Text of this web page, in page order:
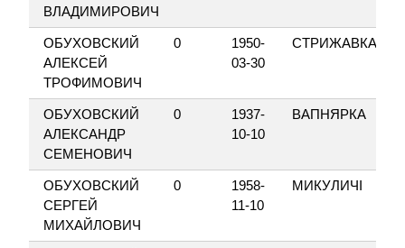
ВЛАДИМИРОВИЧ
ОБУХОВСКИЙ
АЛЕКСЕЙ
ТРОФИМОВИЧ
0
1950-
03-30
СТРИЖАВКА
ОБУХОВСКИЙ
АЛЕКСАНДР
СЕМЕНОВИЧ
0
1937-
10-10
ВАПНЯРКА
ОБУХОВСКИЙ
СЕРГЕЙ
МИХАЙЛОВИЧ
0
1958-
11-10
МИКУЛИЧІ